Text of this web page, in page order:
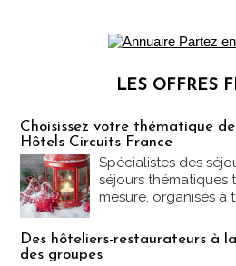
LES OFFRES
Choisissez votre thématique
Hôtels Circuits France
Spécialistes des
séjours thématiques
mesure, organisés à
Des hôteliers-restaurateurs à
des groupes